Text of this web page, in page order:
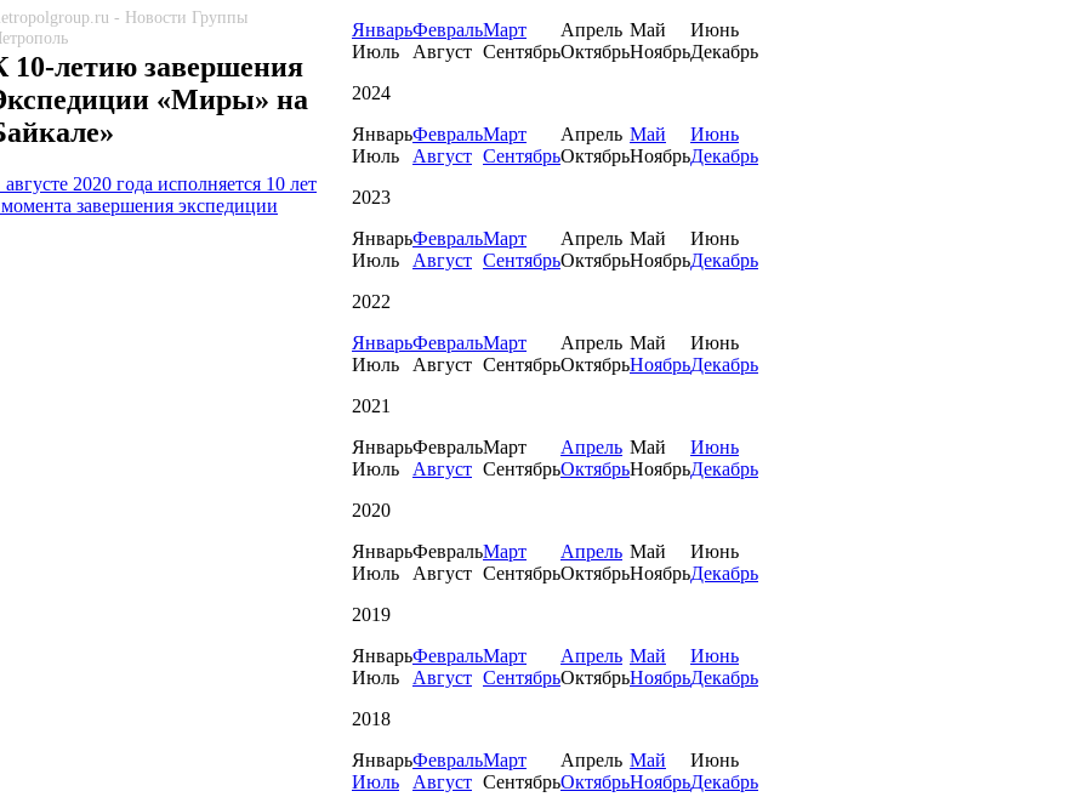
- Новости Группы
10-летию завершения
«Миры» на
2020 года исполняется 10 лет
завершения экспедиции
ЯнварьФевральМарт Апрель Май
Июнь
Июль
Август СентябрьОктябрьНоябрьДекабрь
2024
ЯнварьФевральМарт Апрель Май
Июнь
Июль
Август СентябрьОктябрьНоябрьДекабрь
2023
ЯнварьФевральМарт Апрель Май
Июнь
Июль
Август СентябрьОктябрьНоябрьДекабрь
2022
ЯнварьФевральМарт Апрель Май
Июнь
Июль
Август СентябрьОктябрьНоябрьДекабрь
2021
ЯнварьФевральМарт Апрель Май
Июнь
Июль
Август СентябрьОктябрьНоябрьДекабрь
2020
ЯнварьФевральМарт Апрель Май
Июнь
Июль
Август СентябрьОктябрьНоябрьДекабрь
2019
ЯнварьФевральМарт Апрель Май
Июнь
Июль
Август СентябрьОктябрьНоябрьДекабрь
2018
ЯнварьФевральМарт Апрель Май
Июнь
Июль
Август СентябрьОктябрьНоябрьДекабрь